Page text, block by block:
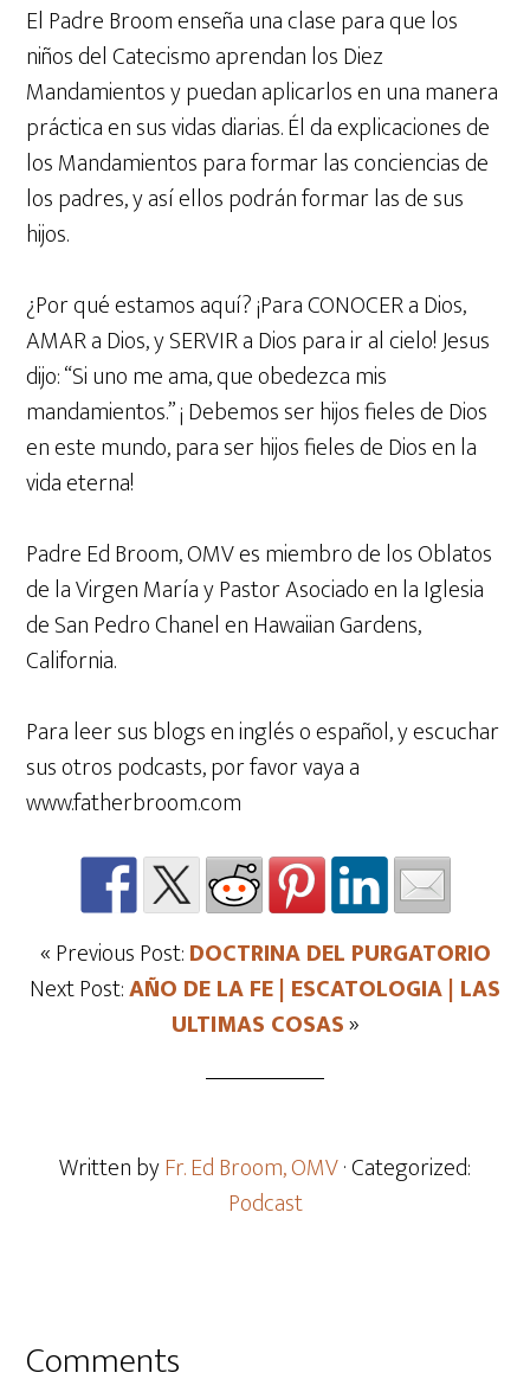
El Padre Broom enseña una clase para que los
niños del Catecismo aprendan los Diez
Mandamientos y puedan aplicarlos en una manera
práctica en sus vidas diarias. Él da explicaciones de
los Mandamientos para formar las conciencias de
los padres, y así ellos podrán formar las de sus
hijos.
¿Por qué estamos aquí? ¡Para CONOCER a Dios,
AMAR a Dios, y SERVIR a Dios para ir al cielo! Jesus
dijo: “Si uno me ama, que obedezca mis
mandamientos.” ¡ Debemos ser hijos fieles de Dios
en este mundo, para ser hijos fieles de Dios en la
vida eterna!
Padre Ed Broom, OMV es miembro de los Oblatos
de la Virgen María y Pastor Asociado en la Iglesia
de San Pedro Chanel en Hawaiian Gardens,
California.
Para leer sus blogs en inglés o español, y escuchar
sus otros podcasts, por favor vaya a
www.fatherbroom.com
« Previous Post:DOCTRINA DEL PURGATORIO
Next Post:AÑO DE LA FE | ESCATOLOGIA | LAS
ULTIMAS COSAS»
Written byFr. Ed Broom, OMV· Categorized:
Podcast
Comments